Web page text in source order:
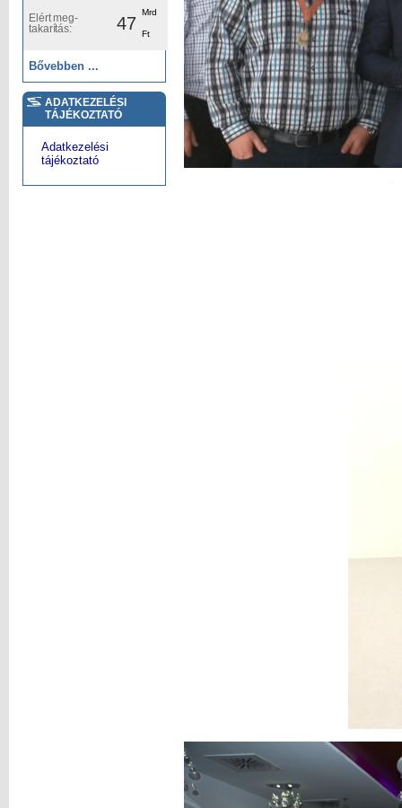
Elért meg-
takarítás:
47
Mrd
Ft
Bővebben ...
ADATKEZELÉSI
TÁJÉKOZTATÓ
Adatkezelési
tájékoztató